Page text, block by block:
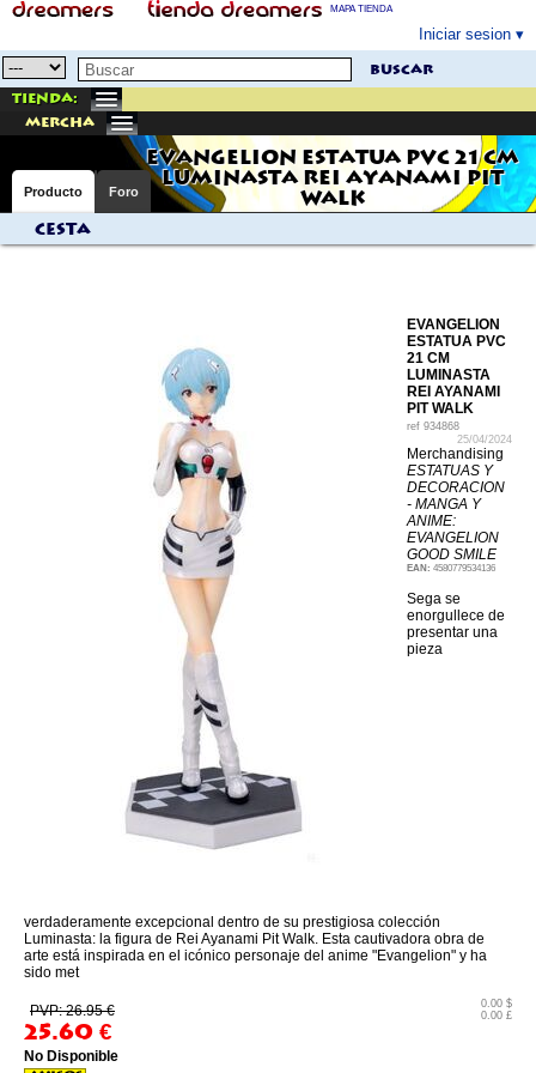
MAPA TIENDA
Iniciar sesion
buscar
Tienda:
mercha
EVANGELION ESTATUA PVC 21 CM
LUMINASTA REI AYANAMI PIT
WALK
Producto Foro
Cesta
EVANGELION
ESTATUA PVC
21 CM
LUMINASTA
REI AYANAMI
PIT WALK
ref 934868
25/04/2024
Merchandising
ESTATUAS Y
DECORACION
- MANGA Y
ANIME:
EVANGELION
GOOD SMILE
EAN: 4580779534136
Sega se
enorgullece de
presentar una
pieza
verdaderamente excepcional dentro de su prestigiosa colección
Luminasta: la figura de Rei Ayanami Pit Walk. Esta cautivadora obra de
arte está inspirada en el icónico personaje del anime "Evangelion" y ha
sido met
PVP: 26.95 €
25.60 €
0.00 $
0.00 £
No Disponible